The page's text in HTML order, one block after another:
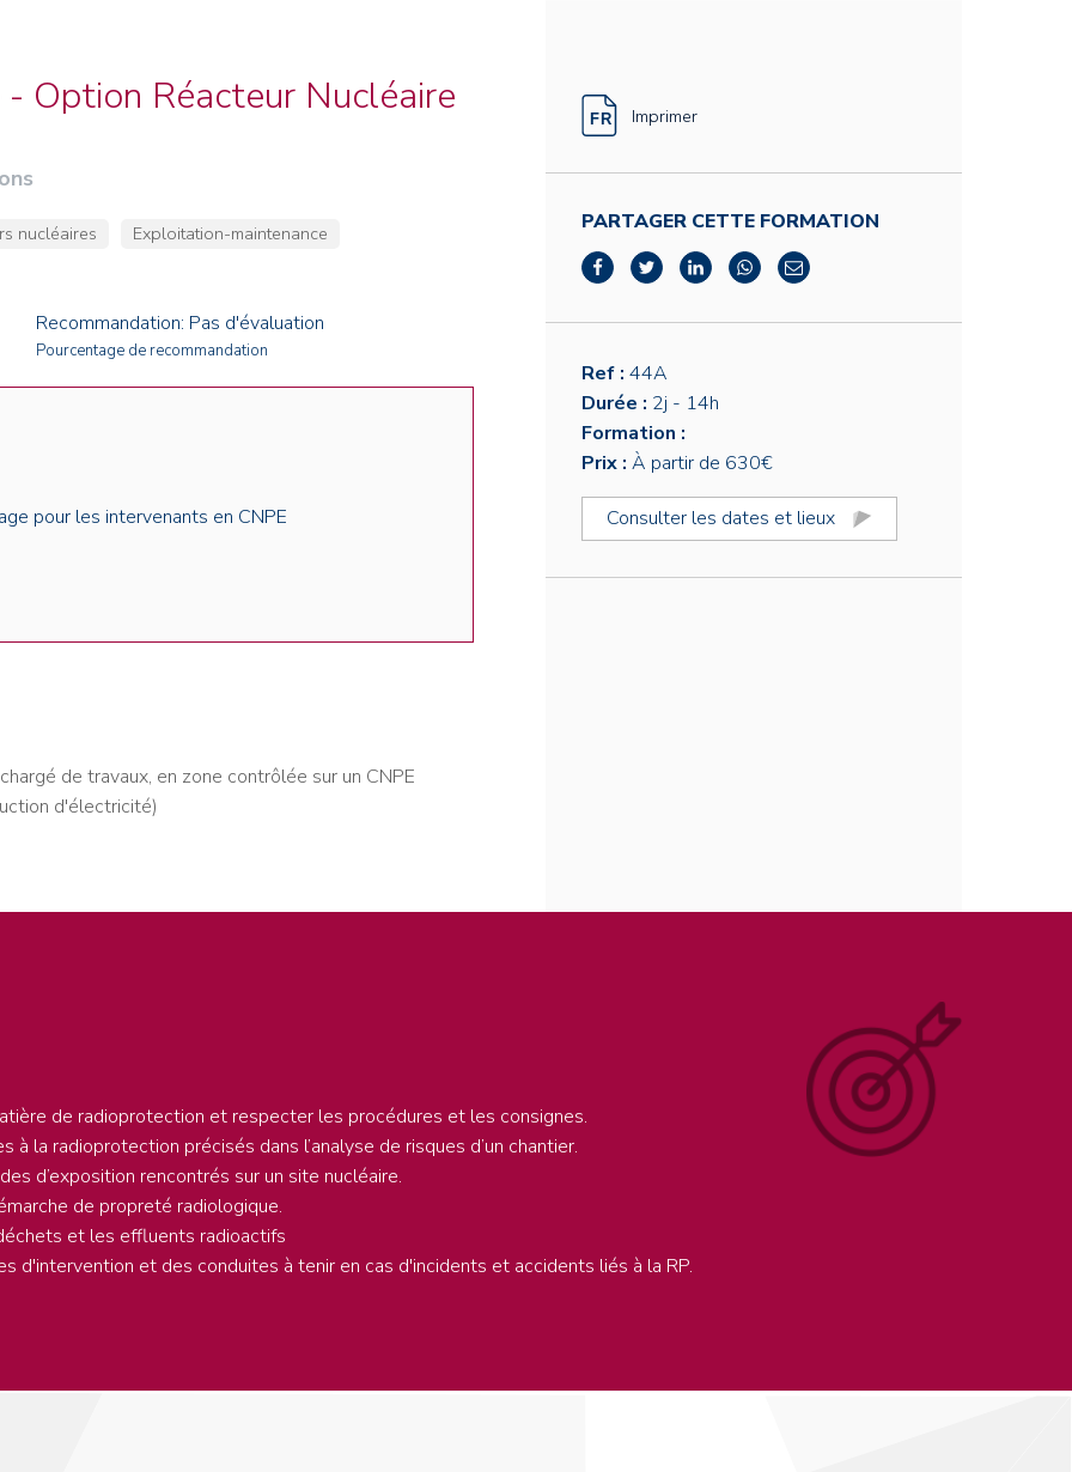
Option Réacteur Nucléaire
nucléaires
Exploitation-maintenance
Recommandation: Pas d'évaluation
Pourcentage de recommandation
pour les intervenants en CNPE
de travaux, en zone contrôlée sur un CNPE
d'électricité)
Imprimer
PARTAGER CETTE FORMATION
Ref : 44A
Durée : 2j - 14h
Formation :
Prix : À partir de 630€
Consulter les dates et lieux
de radioprotection et respecter les procédures et les consignes.
la radioprotection précisés dans l’analyse de risques d’un chantier.
d’exposition rencontrés sur un site nucléaire.
de propreté radiologique.
et les effluents radioactifs
d'intervention et des conduites à tenir en cas d'incidents et accidents liés à la RP.